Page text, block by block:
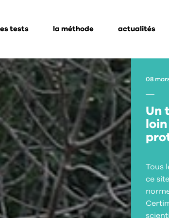
les tests la méthode actualités
08
Un
Tous
ce